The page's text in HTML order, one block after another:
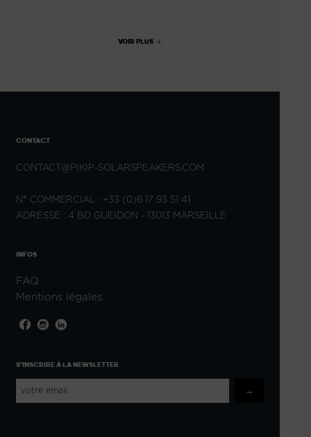
VOIR PLUS
CONTACT
CONTACT@PIKIP-SOLARSPEAKERS.COM
N° COMMERCIAL : +33 (0)6 17 93 51 41
ADRESSE : 4 BD GUEIDON - 13013 MARSEILLE
INFOS
FAQ
Mentions légales
S'INSCRIRE À LA NEWSLETTER